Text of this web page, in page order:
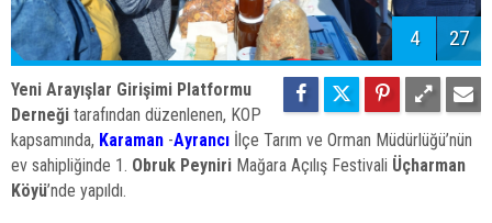
4 27
Yeni Arayışlar Girişimi Platformu
Derneği tarafından düzenlenen, KOP
kapsamında, Karaman -Ayrancı İlçe Tarım ve Orman Müdürlüğü’nün
ev sahipliğinde 1. Obruk Peyniri Mağara Açılış Festivali Üçharman
Köyü’nde yapıldı.